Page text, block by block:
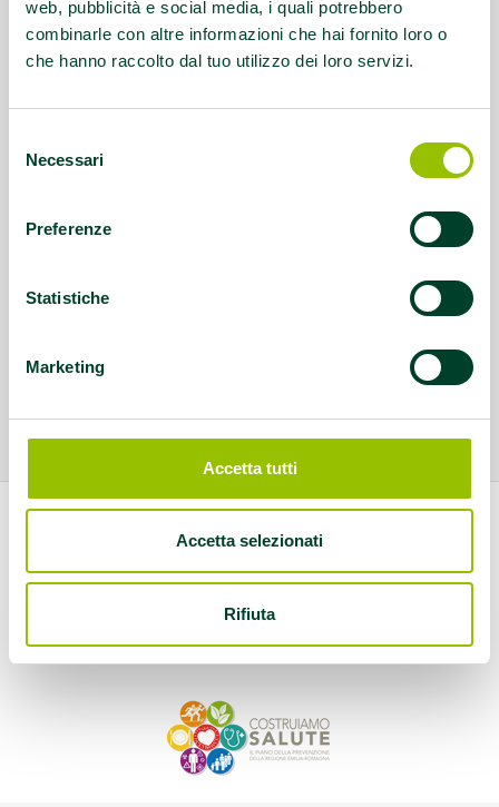
web, pubblicità e social media, i quali potrebbero
combinarle con altre informazioni che hai fornito loro o
che hanno raccolto dal tuo utilizzo dei loro servizi.
delNecessari
Preferenze
Statistiche
Marketing
Accetta tutti
Accetta selezionati
Rifiuta